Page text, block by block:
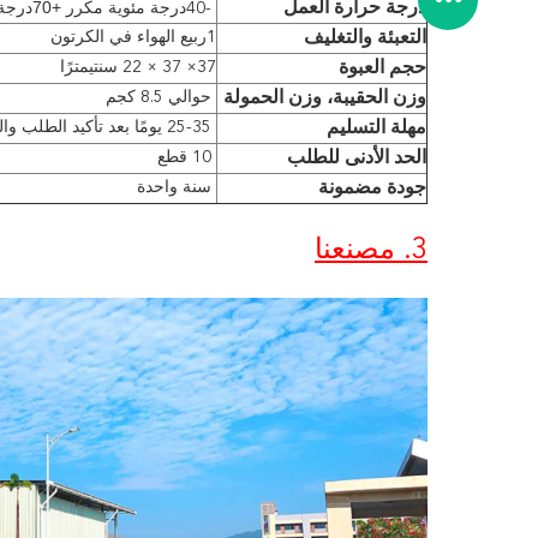
درجة حرارة العمل -40 درجة مئوية مكرر +70
التعبئة والتغليف 1ربيع الهواء في الكرتون
حجم العبوة 37× 37 × 22 سنتيمترًا
وزن الحقيبة، وزن الحمولة حوالي 8.5 كجم
مهلة التسليم 25-35 يومًا بعد تأكيد الطلب والودائع
الحد الأدنى للطلب 10 قطع
جودة مضمونة سنة واحدة
3. مصنعنا